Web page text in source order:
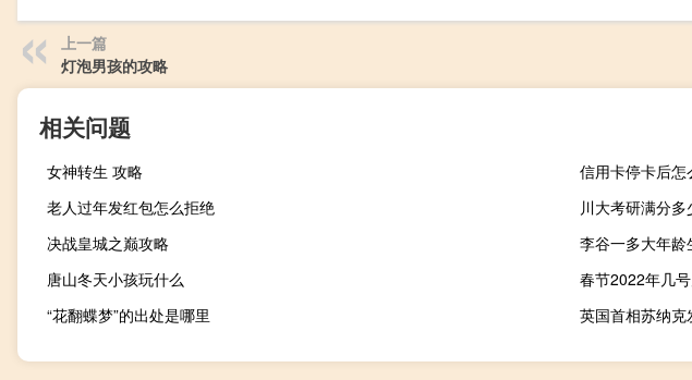
上一篇
灯泡男孩的攻略
相关问题
女神转生 攻略
信用卡停卡后怎
老人过年发红包怎么拒绝
川大考研满分多
决战皇城之巅攻略
李谷一多大年龄
唐山冬天小孩玩什么
春节2022年几
“花翻蝶梦”的出处是哪里